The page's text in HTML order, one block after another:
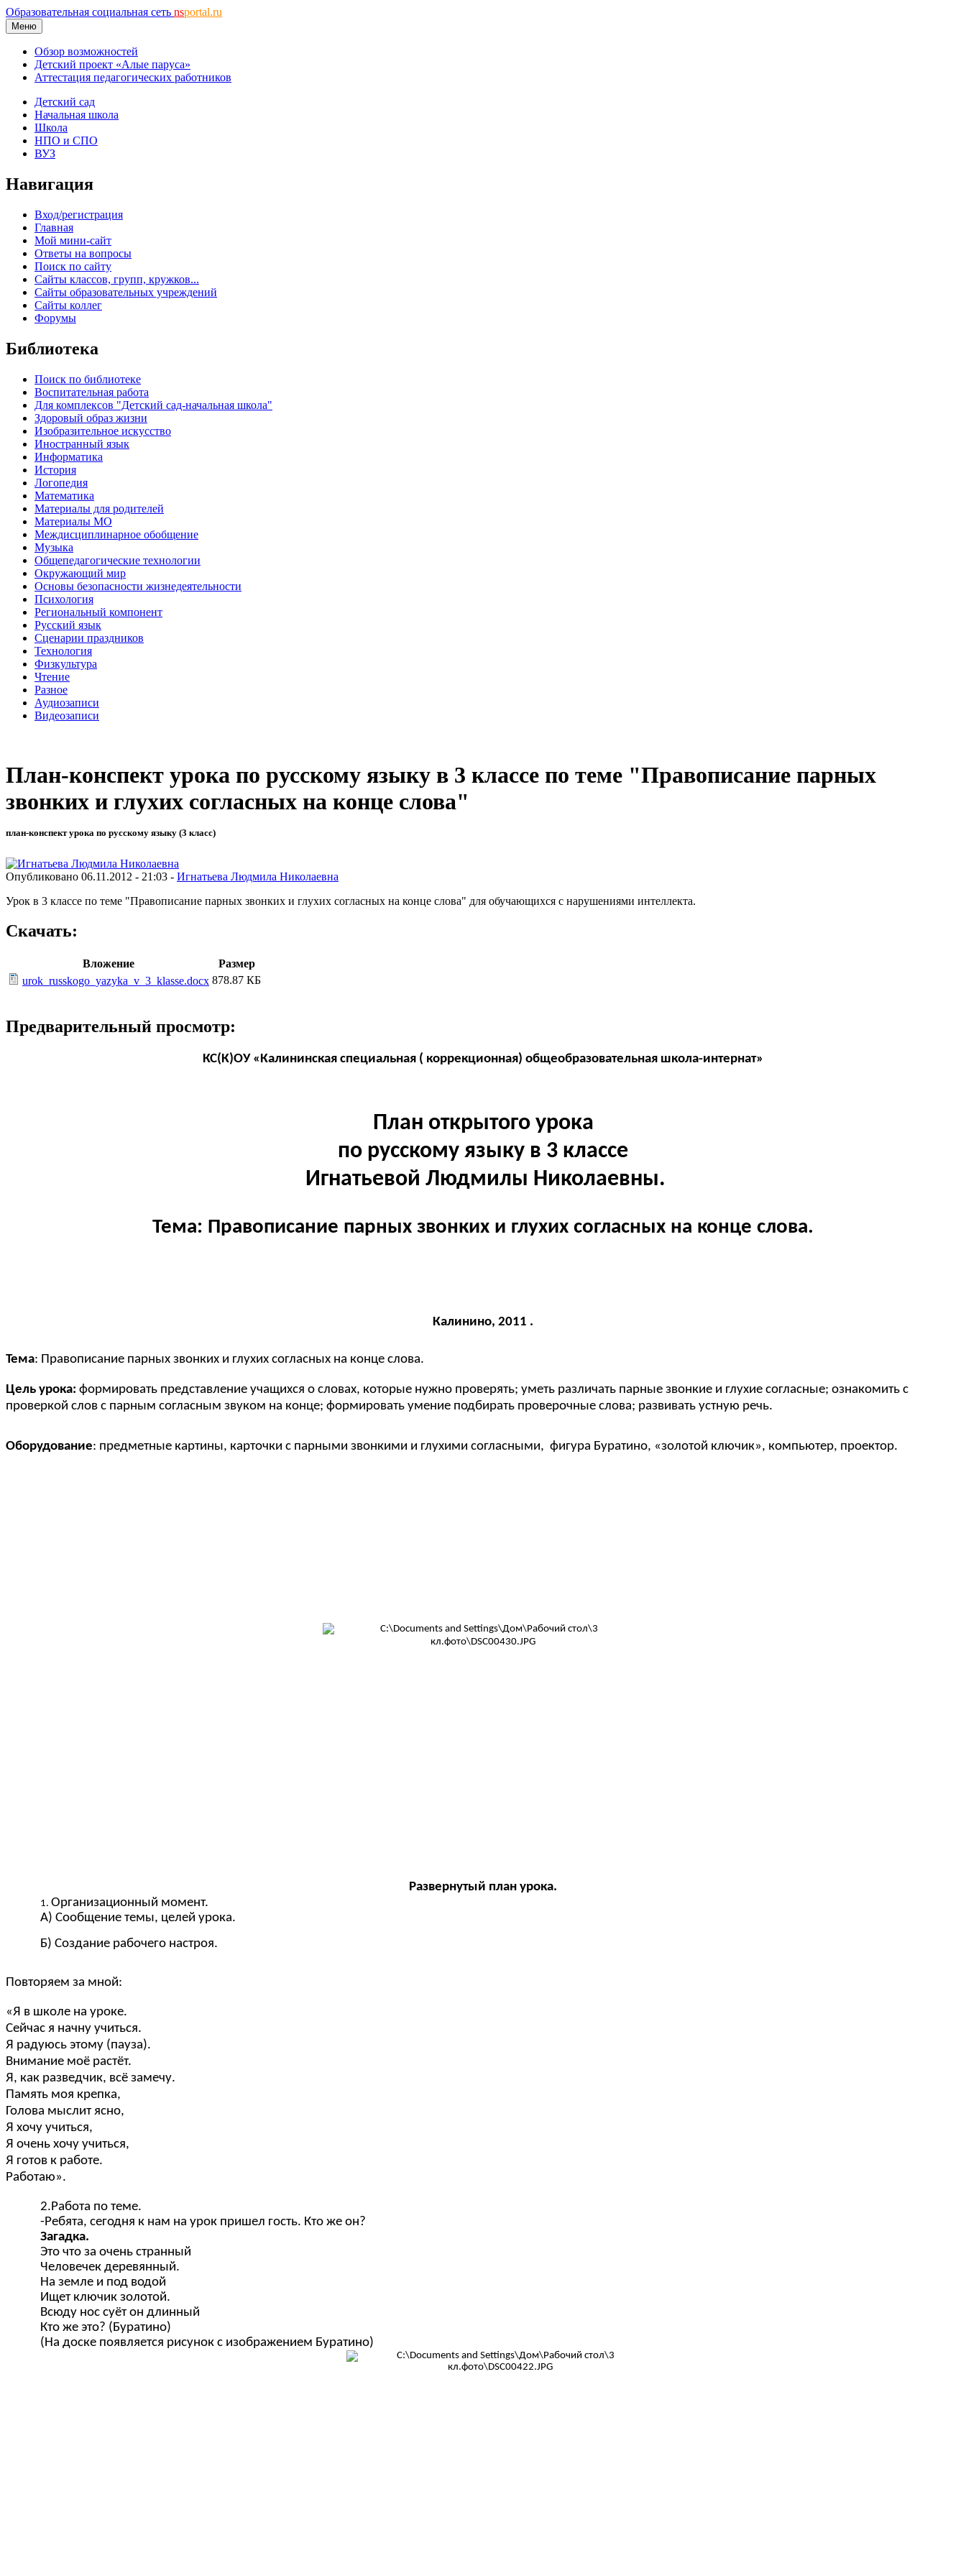
Образовательная социальная сеть nsportal.ru
Меню
Обзор возможностей
Детский проект «Алые паруса»
Аттестация педагогических работников
Детский сад
Начальная школа
Школа
НПО и СПО
ВУЗ
Навигация
Вход/регистрация
Главная
Мой мини-сайт
Ответы на вопросы
Поиск по сайту
Сайты классов, групп, кружков...
Сайты образовательных учреждений
Сайты коллег
Форумы
Библиотека
Поиск по библиотеке
Воспитательная работа
Для комплексов "Детский сад-начальная школа"
Здоровый образ жизни
Изобразительное искусство
Иностранный язык
Информатика
История
Логопедия
Математика
Материалы для родителей
Материалы МО
Междисциплинарное обобщение
Музыка
Общепедагогические технологии
Окружающий мир
Основы безопасности жизнедеятельности
Психология
Региональный компонент
Русский язык
Сценарии праздников
Технология
Физкультура
Чтение
Разное
Аудиозаписи
Видеозаписи
План-конспект урока по русскому языку в 3 классе по теме "Правописание парных
звонких и глухих согласных на конце слова"
план-конспект урока по русскому языку (3 класс)
Опубликовано 06.11.2012 - 21:03 - Игнатьева Людмила Николаевна
Урок в 3 классе по теме "Правописание парных звонких и глухих согласных на конце слова" для обучающихся с нарушениями интеллекта.
Скачать:
Вложение
Размер
urok_russkogo_yazyka_v_3_klasse.docx 878.87 КБ
Предварительный просмотр:
КС(К)ОУ «Калининская специальная ( коррекционная) общеобразовательная школа-интернат»
План открытого урока
по русскому языку в 3 классе
Игнатьевой Людмилы Николаевны.
Тема: Правописание парных звонких и глухих согласных на конце слова.
Калинино, 2011 .
Тема: Правописание парных звонких и глухих согласных на конце слова.
Цель урока: формировать представление учащихся о словах, которые нужно проверять; уметь различать парные звонкие и глухие согласные; ознакомить с
проверкой слов с парным согласным звуком на конце; формировать умение подбирать проверочные слова; развивать устную речь.
Оборудование: предметные картины, карточки с парными звонкими и глухими согласными, фигура Буратино, «золотой ключик», компьютер, проектор.
Развернутый план урока.
Организационный момент.
А) Сообщение темы, целей урока.
Б) Создание рабочего настроя.
Повторяем за мной:
«Я в школе на уроке.
Сейчас я начну учиться.
Я радуюсь этому (пауза).
Внимание моё растёт.
Я, как разведчик, всё замечу.
Память моя крепка,
Голова мыслит ясно,
Я хочу учиться,
Я очень хочу учиться,
Я готов к работе.
Работаю».
2.Работа по теме.
-Ребята, сегодня к нам на урок пришел гость. Кто же он?
Загадка.
Это что за очень странный
Человечек деревянный.
На земле и под водой
Ищет ключик золотой.
Всюду нос суёт он длинный
Кто же это? (Буратино)
(На доске появляется рисунок с изображением Буратино)